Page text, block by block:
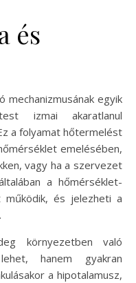
és
mechanizmusának egyik
izmai akaratlanul
a folyamat hőtermelést
emelésében,
vagy ha a szervezet
a hőmérséklet-
működik, és jelezheti a
környezetben való
hanem gyakran
a hipotalamusz,